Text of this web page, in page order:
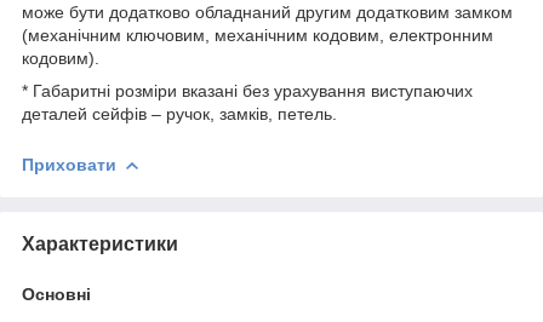
може бути додатково обладнаний другим додатковим замком
(механічним ключовим, механічним кодовим, електронним
кодовим).
* Габаритні розміри вказані без урахування виступаючих
деталей сейфів – ручок, замків, петель.
Приховати
Характеристики
Основні